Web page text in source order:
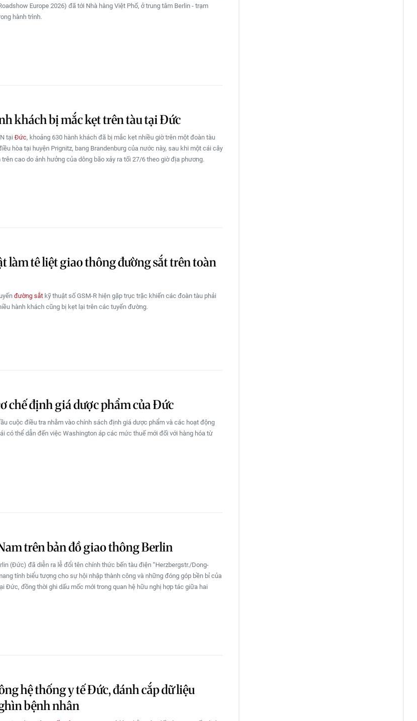
Europe 2026) đã tới Nhà hàng Việt Phố, ở trung tâm Berlin - trạm
hành trình.
khách bị mắc kẹt trên tàu tại Đức
tạiĐức, khoảng 630 hành khách đã bị mắc kẹt nhiều giờ trên một đoàn tàu
hòa tại huyện Prignitz, bang Brandenburg của nước này, sau khi một cái cây
cao do ảnh hưởng của dông bão xảy ra tối 27/6 theo giờ địa phương.
làm tê liệt giao thông đường sắt trên toàn
đường sắt kỹ thuật số GSM-R hiện gặp trục trặc khiến các đoàn tàu phải
hành khách cũng bị kẹt lại trên các tuyến đường.
chế định giá dược phẩm của Đức
cuộc điều tra nhằm vào chính sách định giá dược phẩm và các hoạt động
có thể dẫn đến việc Washington áp các mức thuế mới đối với hàng hóa từ
trên bản đồ giao thông Berlin
(Đức) đã diễn ra lễ đổi tên chính thức bến tàu điện “Herzbergstr./Dong-
tính biểu tượng cho sự hội nhập thành công và những đóng góp bền bỉ của
Đức, đồng thời ghi dấu mốc mới trong quan hệ hữu nghị hợp tác giữa hai
hệ thống y tế Đức, đánh cắp dữ liệu
bệnh nhân